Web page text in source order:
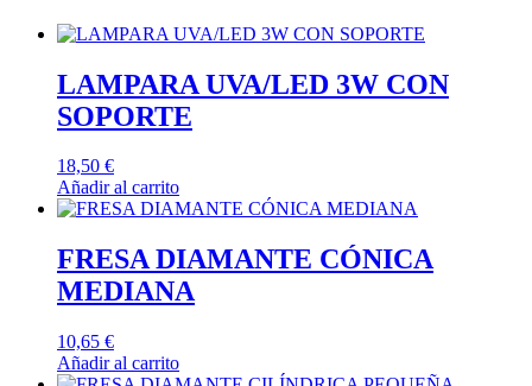
LAMPARA UVA/LED 3W CON
SOPORTE
18,50 €
Añadir al carrito
FRESA DIAMANTE CÓNICA
MEDIANA
10,65 €
Añadir al carrito